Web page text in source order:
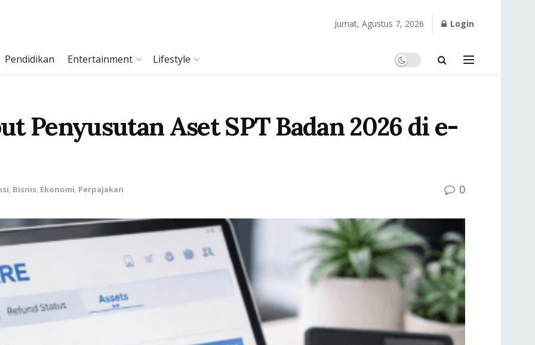
Jumat, Agustus 7, 2026 Login
Pendidikan Entertainment Lifestyle
Penyusutan Aset SPT Badan 2026 di e-
, Bisnis, Ekonomi, Perpajakan 0